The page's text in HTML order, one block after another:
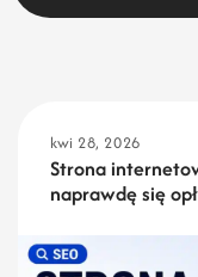
kwi 28, 2026
Strona
naprawdę się